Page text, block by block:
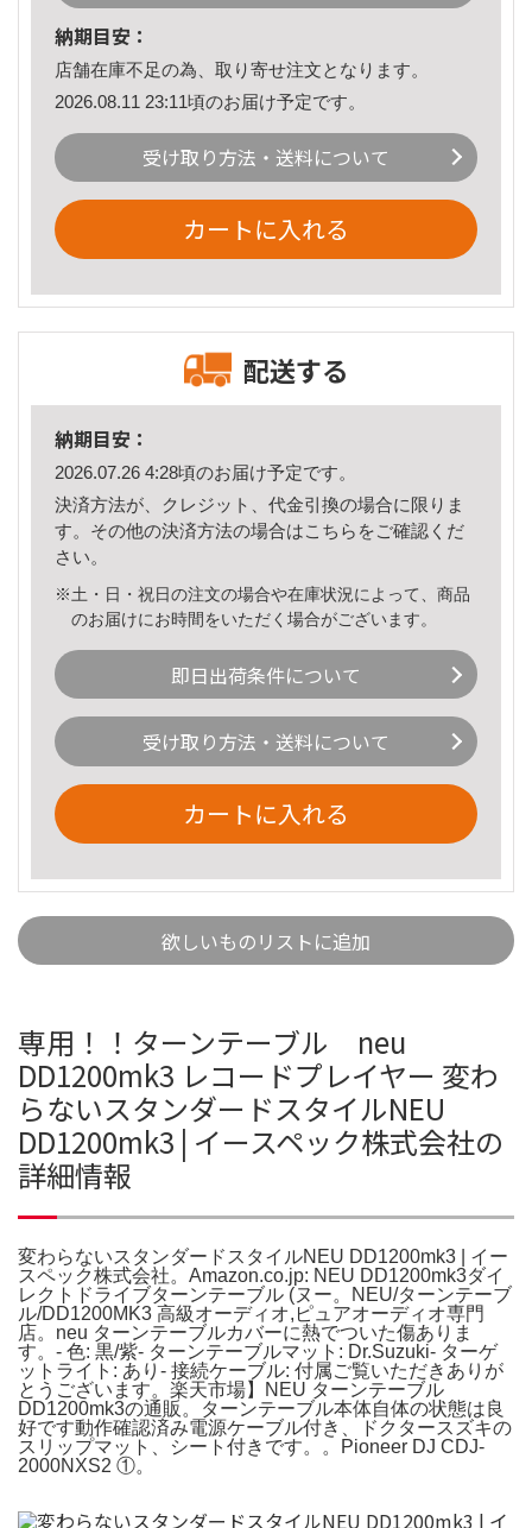
納期目安：
店舗在庫不足の為、取り寄せ注文となります。
2026.08.11 23:11頃のお届け予定です。
受け取り方法・送料について
カートに入れる
配送する
納期目安：
2026.07.26 4:28頃のお届け予定です。
決済方法が、クレジット、代金引換の場合に限りま
す。その他の決済方法の場合はこちら をご確認くだ
さい。
※土・日・祝日の注文の場合や在庫状況によって、商品
のお届けにお時間をいただく場合がございます。
即日出荷条件について
受け取り方法・送料について
カートに入れる
欲しいものリストに追加
専用！！ターンテーブル neu
DD1200mk3 レコードプレイヤー 変わ
らないスタンダードスタイルNEU
DD1200mk3 | イースペック株式会社の
詳細情報
変わらないスタンダードスタイルNEU DD1200mk3 | イー
スペック株式会社。Amazon.co.jp: NEU DD1200mk3ダイ
レクトドライブターンテーブル (ヌー。NEU/ターンテーブ
ル/DD1200MK3 高級オーディオ,ピュアオーディオ専門
店。neu ターンテーブルカバーに熱でついた傷ありま
す。- 色: 黒/紫- ターンテーブルマット: Dr.Suzuki- ターゲ
ットライト: あり- 接続ケーブル: 付属ご覧いただきありが
とうございます。楽天市場】NEU ターンテーブル
DD1200mk3の通販。ターンテーブル本体自体の状態は良
好です動作確認済み電源ケーブル付き、ドクタースズキの
スリップマット、シート付きです。。Pioneer DJ CDJ-
2000NXS2 ①。